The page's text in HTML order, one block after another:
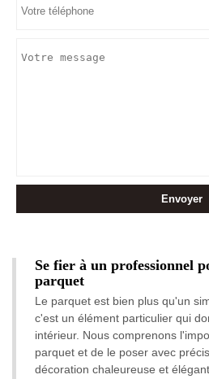
Se fier à un professionnel
parquet
Le parquet est bien plus qu'un
c'est un élément particulier qui
intérieur. Nous comprenons
parquet et de le poser avec
décoration chaleureuse et